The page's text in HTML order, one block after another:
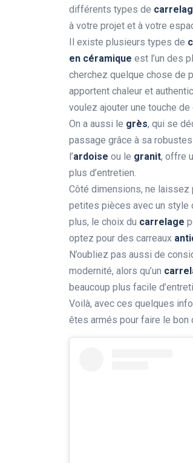
différents types de
à votre projet et à votre
Il existe plusieurs types de
en céramique est l’un des
cherchez quelque chose de
apportent chaleur et
voulez ajouter une touche
On a aussi le grès, qui se
passage grâce à sa
l’ardoise ou le granit, offre
plus d’entretien.
Côté dimensions, ne
petites pièces avec un style
plus, le choix du carrelage
optez pour des carreaux
N’oubliez pas aussi de
modernité, alors qu’un
beaucoup plus facile
Voilà, avec ces quelques
êtes armés pour faire le bon